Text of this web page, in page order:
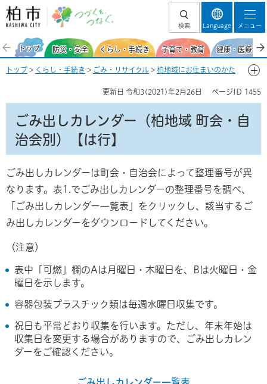
柏市 つづくを、
検索 Language メニュー
トップ 防災・安全 くらし・手続き 子育て・教育 健康・医療・
トップ > くらし・手続き > ごみ・リサイクル > 柏地域にお住まいのかた
更新日 令和3(2021)年2月26日 ページID 1455
ごみ出しカレンダー（柏地域 町会・自
治会別）【は行】
ごみ出しカレンダーは町会・自治会によって整理番号が異
なります。表1.でごみ出しカレンダーの整理番号を調べ、
「ごみ出しカレンダー一覧表」をクリックし、該当するご
み出しカレンダーをダウンロードしてください。
（注意）
表中「可燃」欄のAは月曜日・木曜日を、Bは火曜日・金
曜日を示します。
容器包装プラスチック類は毎週水曜日収集です。
祝日も平常どおり収集を行います。ただし、年末年始は
収集日を変更する場合がありますので、ごみ出しカレン
ダーをご確認ください。